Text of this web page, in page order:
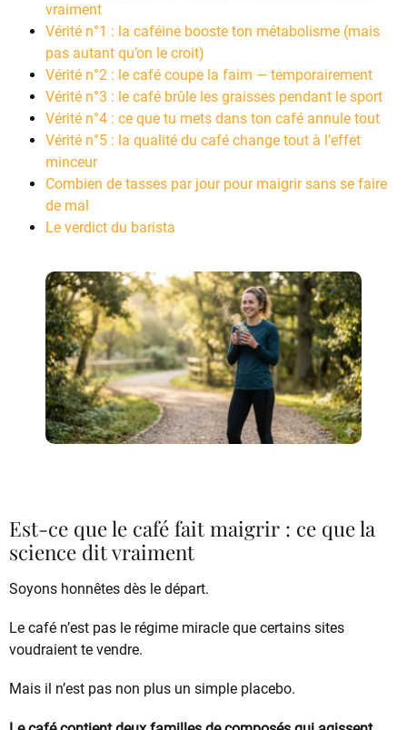
vraiment
Vérité n°1 : la caféine booste ton métabolisme (mais
pas autant qu’on le croit)
Vérité n°2 : le café coupe la faim — temporairement
Vérité n°3 : le café brûle les graisses pendant le sport
Vérité n°4 : ce que tu mets dans ton café annule tout
Vérité n°5 : la qualité du café change tout à l’effet
minceur
Combien de tasses par jour pour maigrir sans se faire
de mal
Le verdict du barista
Est-ce que le café fait maigrir : ce que la
science dit vraiment
Soyons honnêtes dès le départ.
Le café n’est pas le régime miracle que certains sites
voudraient te vendre.
Mais il n’est pas non plus un simple placebo.